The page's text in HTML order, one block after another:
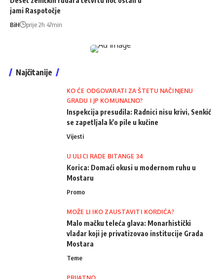
jami Raspotočje
BiH prije 2h 47min
Najčitanije
KO ĆE ODGOVARATI ZA ŠTETU NAČINJENU
GRADU I JP KOMUNALNO?
Inspekcija presudila: Radnici nisu krivi, Senkić
se zapetljala k'o pile u kučine
Vijesti
U ULICI RADE BITANGE 34
Korica: Domaći okusi u modernom ruhu u
Mostaru
Promo
MOŽE LI IKO ZAUSTAVITI KORDIĆA?
Malo mačku teleća glava: Monarhistički
vladar koji je privatizovao institucije Grada
Mostara
Teme